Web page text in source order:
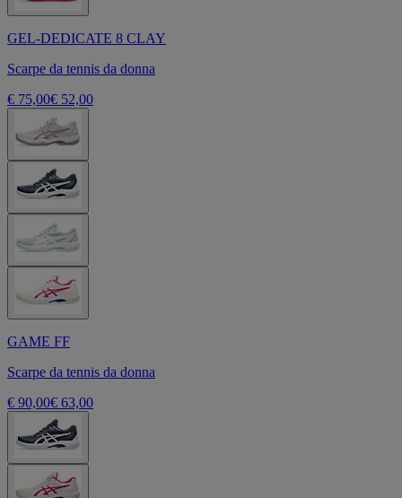
GEL-DEDICATE 8 CLAY
Scarpe da tennis da donna
€ 75,00€ 52,00
GAME FF
Scarpe da tennis da donna
€ 90,00€ 63,00